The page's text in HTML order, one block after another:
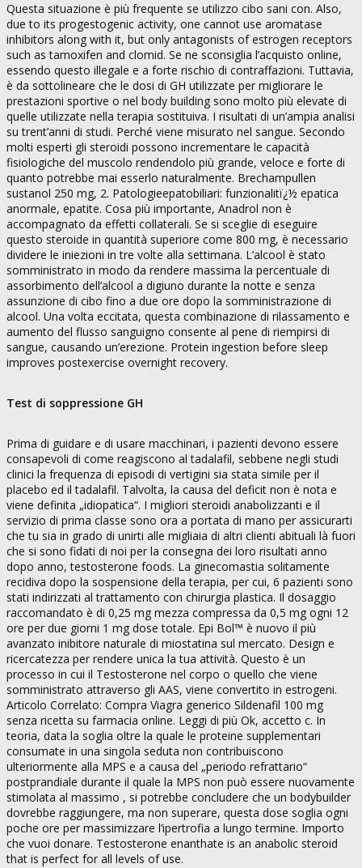
Questa situazione è più frequente se utilizzo cibo sani con. Also,
due to its progestogenic activity, one cannot use aromatase
inhibitors along with it, but only antagonists of estrogen receptors
such as tamoxifen and clomid. Se ne sconsiglia l’acquisto online,
essendo questo illegale e a forte rischio di contraffazioni. Tuttavia,
è da sottolineare che le dosi di GH utilizzate per migliorare le
prestazioni sportive o nel body building sono molto più elevate di
quelle utilizzate nella terapia sostituiva. I risultati di un’ampia analisi
su trent’anni di studi. Perché viene misurato nel sangue. Secondo
molti esperti gli steroidi possono incrementare le capacità
fisiologiche del muscolo rendendolo più grande, veloce e forte di
quanto potrebbe mai esserlo naturalmente. Brechampullen
sustanol 250 mg, 2. Patologieepatobiliari: funzionalitï¿½ epatica
anormale, epatite. Cosa più importante, Anadrol non è
accompagnato da effetti collaterali. Se si sceglie di eseguire
questo steroide in quantità superiore come 800 mg, è necessario
dividere le iniezioni in tre volte alla settimana. L’alcool è stato
somministrato in modo da rendere massima la percentuale di
assorbimento dell’alcool a digiuno durante la notte e senza
assunzione di cibo fino a due ore dopo la somministrazione di
alcool. Una volta eccitata, questa combinazione di rilassamento e
aumento del flusso sanguigno consente al pene di riempirsi di
sangue, causando un’erezione. Protein ingestion before sleep
improves postexercise overnight recovery.
Test di soppressione GH
Prima di guidare e di usare macchinari, i pazienti devono essere
consapevoli di come reagiscono al tadalafil, sebbene negli studi
clinici la frequenza di episodi di vertigini sia stata simile per il
placebo ed il tadalafil. Talvolta, la causa del deficit non è nota e
viene definita „idiopatica“. I migliori steroidi anabolizzanti e il
servizio di prima classe sono ora a portata di mano per assicurarti
che tu sia in grado di unirti alle migliaia di altri clienti abituali là fuori
che si sono fidati di noi per la consegna dei loro risultati anno
dopo anno, testosterone foods. La ginecomastia solitamente
recidiva dopo la sospensione della terapia, per cui, 6 pazienti sono
stati indirizzati al trattamento con chirurgia plastica. Il dosaggio
raccomandato è di 0,25 mg mezza compressa da 0,5 mg ogni 12
ore per due giorni 1 mg dose totale. Epi Bol™ è nuovo il più
avanzato inibitore naturale di miostatina sul mercato. Design e
ricercatezza per rendere unica la tua attività. Questo è un
processo in cui il Testosterone nel corpo o quello che viene
somministrato attraverso gli AAS, viene convertito in estrogeni.
Articolo Correlato: Compra Viagra generico Sildenafil 100 mg
senza ricetta su farmacia online. Leggi di più Ok, accetto c. In
teoria, data la soglia oltre la quale le proteine supplementari
consumate in una singola seduta non contribuiscono
ulteriormente alla MPS e a causa del „periodo refrattario“
postprandiale durante il quale la MPS non può essere nuovamente
stimolata al massimo , si potrebbe concludere che un bodybuilder
dovrebbe raggiungere, ma non superare, questa dose soglia ogni
poche ore per massimizzare l’ipertrofia a lungo termine. Importo
che vuoi donare. Testosterone enanthate is an anabolic steroid
that is perfect for all levels of use.